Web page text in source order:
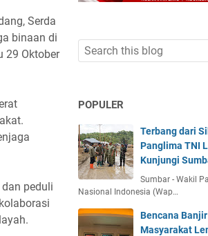
Serda
binaan di
29 Oktober
peduli
POPULER
Terbang dari
Panglima TNI
Kunjungi
Sumbar - Wakil
Nasional Indonesia (Wap…
Bencana
Masyarakat